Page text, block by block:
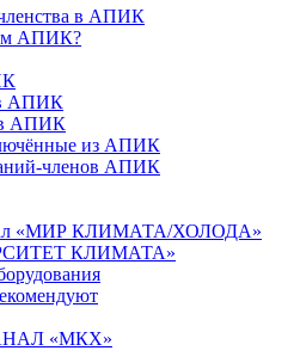
в АПИК
АПИК?
АПИК
АПИК
из АПИК
членов АПИК
«МИР КЛИМАТА/ХОЛОДА»
КЛИМАТА»
«МКХ»